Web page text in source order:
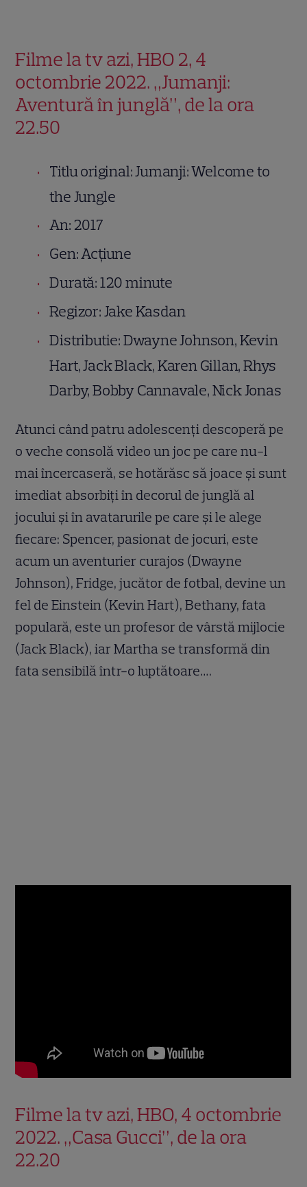
Filme la tv azi, HBO 2, 4
octombrie 2022. „Jumanji:
Aventură în junglă”, de la ora
22.50
Titlu original: Jumanji: Welcome to
the Jungle
An: 2017
Gen: Acțiune
Durată: 120 minute
Regizor: Jake Kasdan
Distributie: Dwayne Johnson, Kevin
Hart, Jack Black, Karen Gillan, Rhys
Darby, Bobby Cannavale, Nick Jonas
Atunci când patru adolescenţi descoperă pe
o veche consolă video un joc pe care nu-l
mai încercaseră, se hotărăsc să joace şi sunt
imediat absorbiţi în decorul de junglă al
jocului şi în avatarurile pe care şi le alege
fiecare: Spencer, pasionat de jocuri, este
acum un aventurier curajos (Dwayne
Johnson), Fridge, jucător de fotbal, devine un
fel de Einstein (Kevin Hart), Bethany, fata
populară, este un profesor de vârstă mijlocie
(Jack Black), iar Martha se transformă din
fata sensibilă într-o luptătoare….
Filme la tv azi, HBO, 4 octombrie
2022. „Casa Gucci”, de la ora
22.20